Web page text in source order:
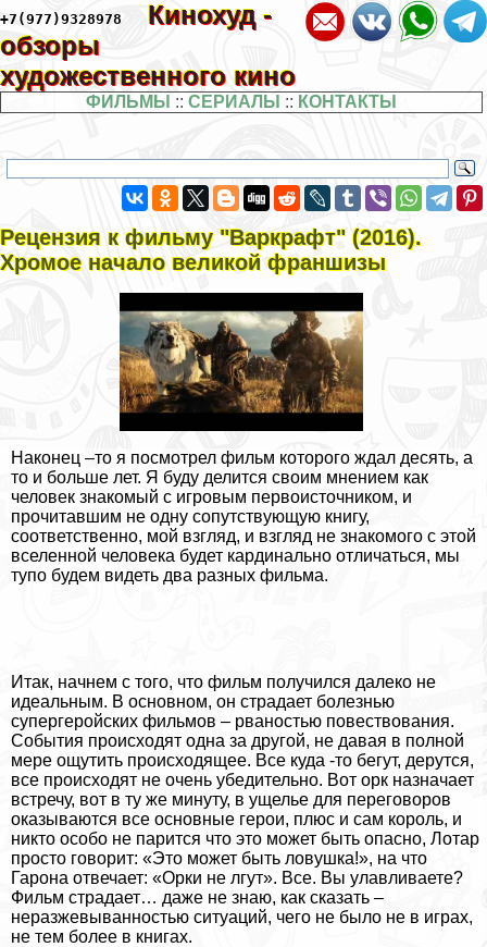
+7(977)9328978
Кинохуд -
обзоры
художественного кино
ФИЛЬМЫ :: СЕРИАЛЫ :: КОНТАКТЫ
Рецензия к фильму "Варкрафт" (2016).
Хромое начало великой франшизы
Наконец –то я посмотрел фильм которого ждал десять, а
то и больше лет. Я буду делится своим мнением как
человек знакомый с игровым первоисточником, и
прочитавшим не одну сопутствующую книгу,
соответственно, мой взгляд, и взгляд не знакомого с этой
вселенной человека будет кардинально отличаться, мы
тупо будем видеть два разных фильма.
Итак, начнем с того, что фильм получился далеко не
идеальным. В основном, он страдает болезнью
супергеройских фильмов – рваностью повествования.
События происходят одна за другой, не давая в полной
мере ощутить происходящее. Все куда -то бегут, дерутся,
все происходят не очень убедительно. Вот орк назначает
встречу, вот в ту же минуту, в ущелье для переговоров
оказываются все основные герои, плюс и сам король, и
никто особо не парится что это может быть опасно, Лотар
просто говорит: «Это может быть ловушка!», на что
Гарона отвечает: «Орки не лгут». Все. Вы улавливаете?
Фильм страдает… даже не знаю, как сказать –
неразжевыванностью ситуаций, чего не было не в играх,
не тем более в книгах.